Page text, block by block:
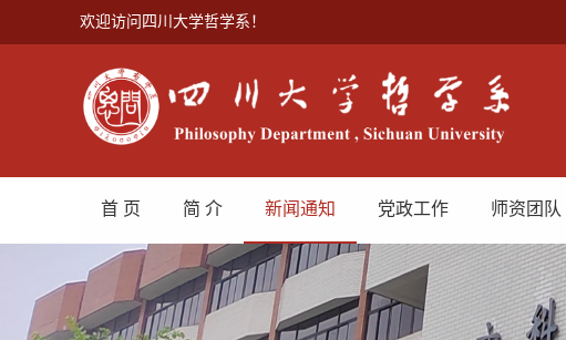
欢迎访问四川大学哲学系！
首 页 简 介 新闻通知 党政工作 师资团队